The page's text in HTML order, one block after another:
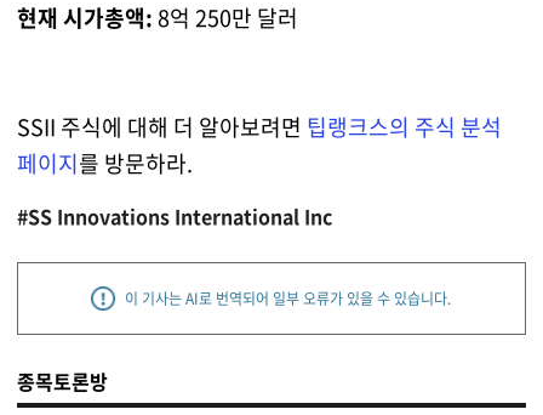
현재 시가총액:8억 250만 달러
SSII 주식에 대해 더 알아보려면 팁랭크스의 주식 분석
페이지를 방문하라.
#SS Innovations International Inc
이 기사는 AI로 번역되어 일부 오류가 있을 수 있습니다.
종목토론방